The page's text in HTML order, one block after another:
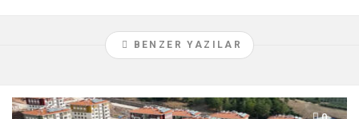
BENZER YAZILAR